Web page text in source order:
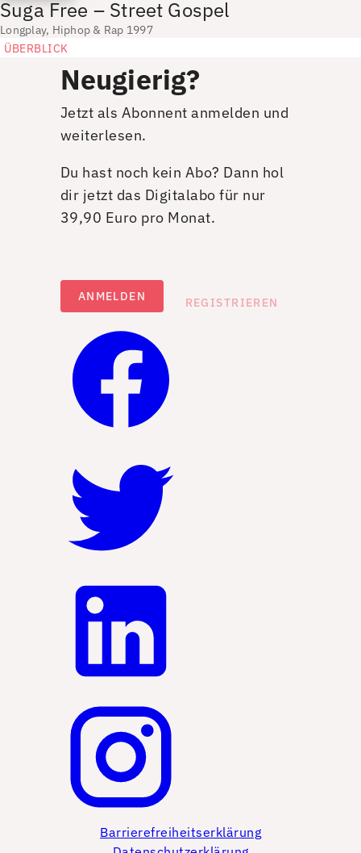
Suga Free – Street Gospel
Longplay, Hiphop & Rap 1997
ÜBERBLICK
Neugierig?
Jetzt als Abonnent anmelden und
weiterlesen.
Du hast noch kein Abo? Dann hol
dir jetzt das Digitalabo für nur
39,90 Euro pro Monat.
ANMELDEN REGISTRIEREN
Barrierefreiheitserklärung